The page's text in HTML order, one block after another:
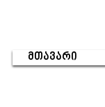
მთავარი